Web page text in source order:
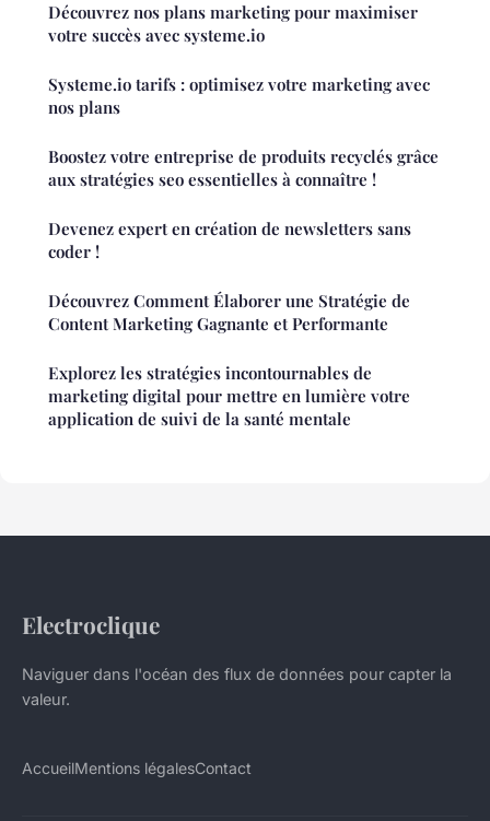
Découvrez nos plans marketing pour maximiser
votre succès avec systeme.io
Systeme.io tarifs : optimisez votre marketing avec
nos plans
Boostez votre entreprise de produits recyclés grâce
aux stratégies seo essentielles à connaître !
Devenez expert en création de newsletters sans
coder !
Découvrez Comment Élaborer une Stratégie de
Content Marketing Gagnante et Performante
Explorez les stratégies incontournables de
marketing digital pour mettre en lumière votre
application de suivi de la santé mentale
Electroclique
Naviguer dans l'océan des flux de données pour capter la
valeur.
AccueilMentions légalesContact